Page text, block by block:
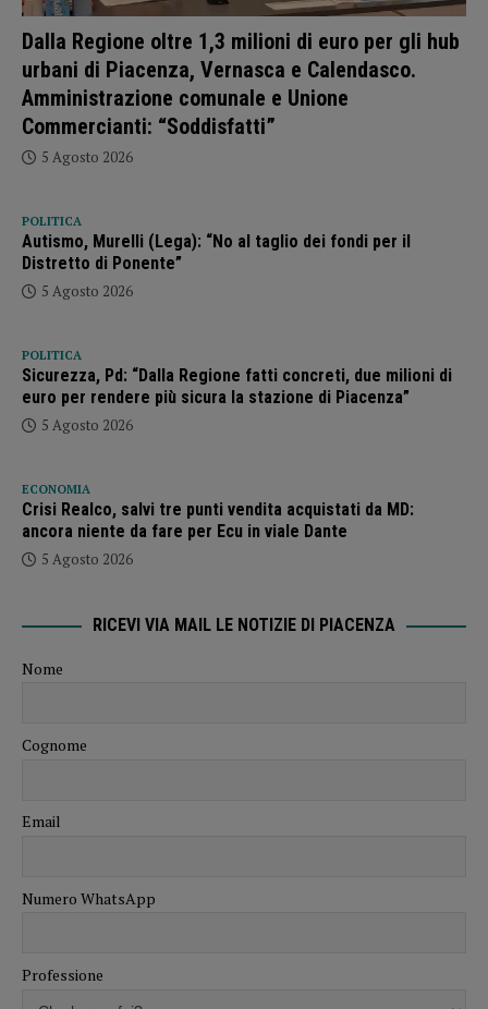
Dalla Regione oltre 1,3 milioni di euro per gli hub
urbani di Piacenza, Vernasca e Calendasco.
Amministrazione comunale e Unione
Commercianti: “Soddisfatti”
5 Agosto 2026
POLITICA
Autismo, Murelli (Lega): “No al taglio dei fondi per il
Distretto di Ponente”
5 Agosto 2026
POLITICA
Sicurezza, Pd: “Dalla Regione fatti concreti, due milioni di
euro per rendere più sicura la stazione di Piacenza”
5 Agosto 2026
ECONOMIA
Crisi Realco, salvi tre punti vendita acquistati da MD:
ancora niente da fare per Ecu in viale Dante
5 Agosto 2026
RICEVI VIA MAIL LE NOTIZIE DI PIACENZA
Nome
Cognome
Email
Numero WhatsApp
Professione